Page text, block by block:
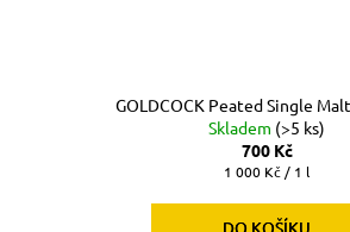
GOLDCOCK Peated Single
Skladem (>5 ks)
700 Kč
Měrná
1 000 Kč / 1 l
DO KOŠÍKU